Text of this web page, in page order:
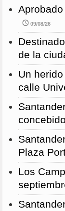
09/08/26
de la
Un
calle
Plaza
Los